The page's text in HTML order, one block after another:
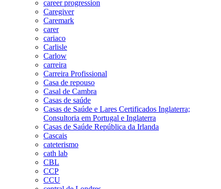
career progression
Caregiver
Caremark
carer
cariaco
Carlisle
Carlow
carreira
Carreira Profissional
Casa de repouso
Casal de Cambra
Casas de saúde
Casas de Saúde e Lares Certificados Inglaterra;
Consultoria em Portugal e Inglaterra
Casas de Saúde República da Irlanda
Cascais
cateterismo
cath lab
CBL
CCP
CCU